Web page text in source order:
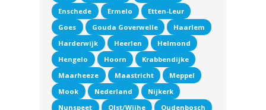
Enschede
Ermelo
Etten-Leur
Goes
Gouda Goverwelle
Haarlem
Harderwijk
Heerlen
Helmond
Hengelo
Hoorn
Krabbendijke
Maarheeze
Maastricht
Meppel
Mook
Nederland
Nijkerk
Nunspeet
Olst/Wijhe Oudenbosch